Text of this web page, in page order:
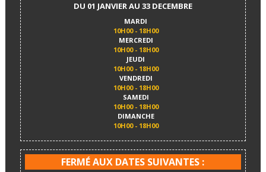
DU 01 JANVIER AU 33 DECEMBRE
MARDI
10H00 - 18H00
MERCREDI
10H00 - 18H00
JEUDI
10H00 - 18H00
VENDREDI
10H00 - 18H00
SAMEDI
10H00 - 18H00
DIMANCHE
10H00 - 18H00
FERMÉ AUX DATES SUIVANTES :